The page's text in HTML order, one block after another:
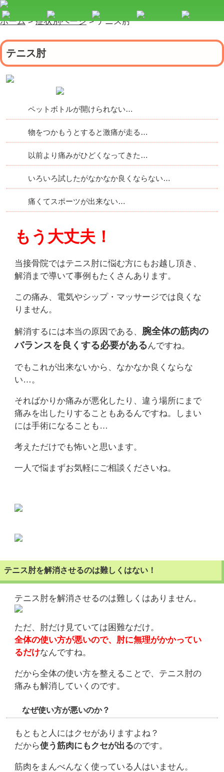
ホーム>症状別ページ>テニス肘
テニス肘
ペットボトルが開けられない…
物をつかもうとすると激痛が走る…
以前より痛みがひどくなってきた…
いろいろ試したがなかなか良くならない…
痛くてスポーツが出来ない…
もう大丈夫！
当接骨院ではテニス肘に悩む方にもお越し頂き、
解消まで導いて事例もたくさんあります。
この痛み、電気やシップ・マッサージでは良くな
りません。
解消するには本当の原因である、 腕全体の筋肉の
バランスを良くする必要があるんですね。
でもこれが出来ないから、なかなか良くならな
い…。
そればかりか痛みが悪化したり、違う場所にまで
痛みを出したりすることもあるんですね。しまい
には手術になることも…
考えただけでも怖いと思います。
一人で悩まずお気軽にご相談くださいね。
テニス肘を解消させるのは難しくはない！
テニス肘を解消させるのは難しくはありません。
ただ、肘だけ見ていては困難なだけ。
全体の使い方が悪いので、肘に無理がかかってい
るだけなんですね。
だから全体の使い方を整えることで、テニス肘の
痛みも解消していくのです。
なぜ使い方が悪いのか？
もともと人にはクセがありますよね？
だから使う筋肉にもクセが出るのです。
筋肉をまんべんなく使っている人はいません。